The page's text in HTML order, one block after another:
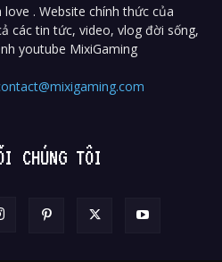
. Website chính thức của
các tin tức, video, vlog đời sống,
youtube MixiGaming
CHÚNG TÔI